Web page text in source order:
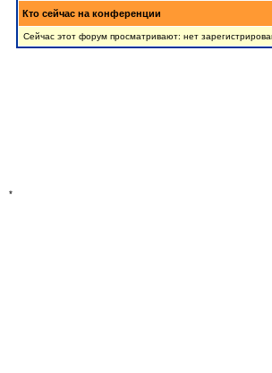
Кто сейчас на конференции
Сейчас этот форум просматривают: нет
*